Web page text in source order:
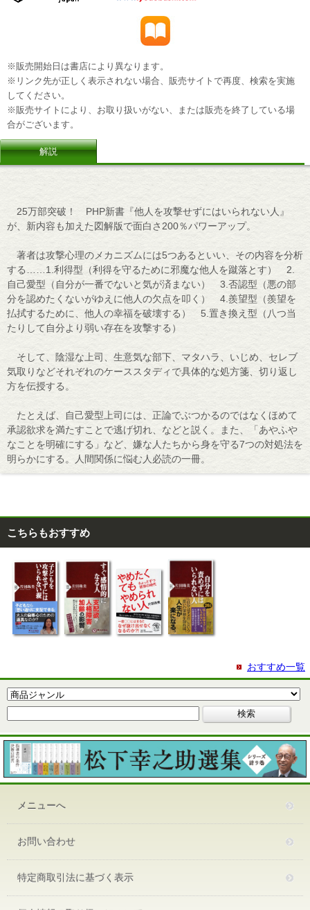
※販売開始日は書店により異なります。
※リンク先が正しく表示されない場合、販売サイトで再度、検索を実施
してください。
※販売サイトにより、お取り扱いがない、または販売を終了している場
合がございます。
解説
25万部突破！ PHP新書『他人を攻撃せずにはいられない人』
が、新内容も加えた図解版で面白さ200％パワーアップ。
著者は攻撃心理のメカニズムには5つあるといい、その内容を分析
する……1.利得型（利得を守るために邪魔な他人を蹴落とす） 2.
自己愛型（自分が一番でないと気が済まない） 3.否認型（悪の部
分を認めたくないがゆえに他人の欠点を叩く） 4.羨望型（羨望を
払拭するために、他人の幸福を破壊する） 5.置き換え型（八つ当
たりして自分より弱い存在を攻撃する）
そして、陰湿な上司、生意気な部下、マタハラ、いじめ、セレブ
気取りなどそれぞれのケーススタディで具体的な処方箋、切り返し
方を伝授する。
たとえば、自己愛型上司には、正論でぶつかるのではなくほめて
承認欲求を満たすことで逃げ切れ、などと説く。また、「あやふや
なことを明確にする」など、嫌な人たちから身を守る7つの対処法を
明らかにする。人間関係に悩む人必読の一冊。
こちらもおすすめ
おすすめ一覧
メニューへ
お問い合わせ
特定商取引法に基づく表示